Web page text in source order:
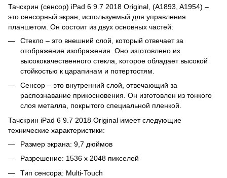
Тачскрин (сенсор) iPad 6 9.7 2018 Original, (A1893, A1954) –
это сенсорный экран, используемый для управления
планшетом. Он состоит из двух основных частей:
Стекло – это внешний слой, который отвечает за
отображение изображения. Оно изготовлено из
высококачественного стекла, которое обладает высокой
стойкостью к царапинам и потертостям.
Сенсор – это внутренний слой, отвечающий за
распознавание прикосновения. Он изготовлен из тонкого
слоя металла, покрытого специальной пленкой.
Тачскрин iPad 6 9.7 2018 Original имеет следующие
технические характеристики:
Размер экрана: 9,7 дюймов
Разрешение: 1536 x 2048 пикселей
Тип сенсора: Multi-Touch